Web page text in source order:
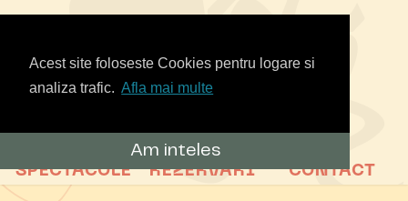
Acest site foloseste Cookies pentru logare si
analiza trafic. Afla mai multe
Am inteles
SPECTACOLE REZERVARI CONTACT